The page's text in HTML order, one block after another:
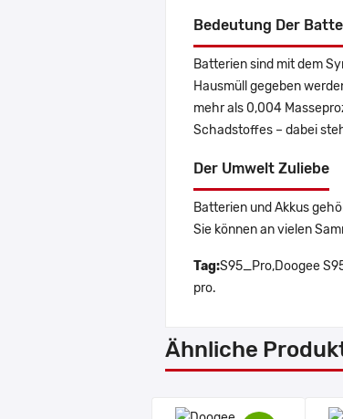
Bedeutung Der
Batterien sind mit dem
Hausmüll gegeben
mehr als 0,004
Schadstoffes – dabei
Der Umwelt Zuliebe
Batterien und Akkus
Sie können an vielen
Tag:S95_Pro,Doogee
pro.
Ähnliche